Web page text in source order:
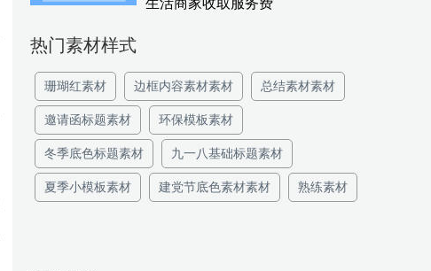
生活商家收取服务费
热门素材样式
珊瑚红素材 边框内容素材素材 总结素材素材
邀请函标题素材 环保模板素材
冬季底色标题素材 九一八基础标题素材
夏季小模板素材 建党节底色素材素材 熟练素材